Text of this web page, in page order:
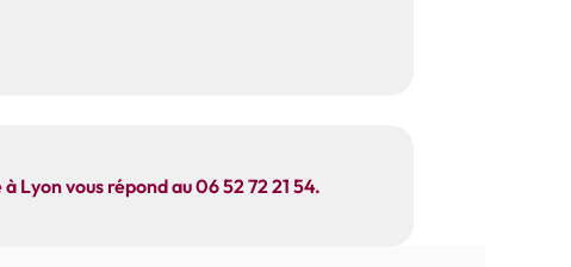
Lyon vous répond au 06 52 72 21 54.